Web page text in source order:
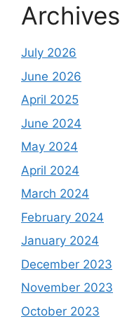
Archives
July 2026
June 2026
April 2025
June 2024
May 2024
April 2024
March 2024
February 2024
January 2024
December 2023
November 2023
October 2023